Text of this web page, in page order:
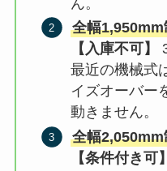
全幅
【入庫不可】
最近の機械式
イズオーバー
動きません。
全幅
【条件付き可】